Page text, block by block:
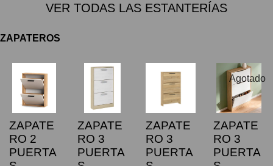
VER TODAS LAS ESTANTERÍAS
ZAPATEROS
ZAPATE
RO 2
PUERTA
ZAPATE
RO 3
PUERTA
ZAPATE
RO 3
PUERTA
Agotado
ZAPATE
RO 3
PUERTA